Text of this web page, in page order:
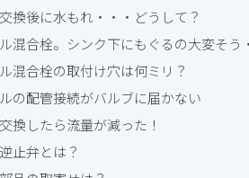
換後に水もれ・・・どうして？
混合栓。シンク下にもぐるの大変そう
混合栓の取付け穴は何ミリ？
の配管接続がバルブに届かない
換したら流量が減った！
止弁とは？